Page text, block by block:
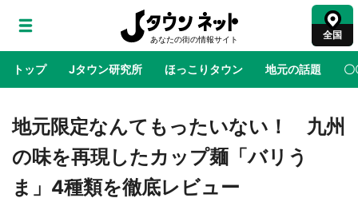
全国
トップ Jタウン研究所 ほっこりタウン 地元の話題 〇
地域×二次元 絶景 あの時はありがとう 物語がはじ
鳥取・境港「ゲゲゲの妖怪楽園」限定だった鬼
太郎グッズ買える 銀座・博品館TOY PARKへ
地元限定なんてもったいない！ 九州
の味を再現したカップ麺「バリう
ま」4種類を徹底レビュー